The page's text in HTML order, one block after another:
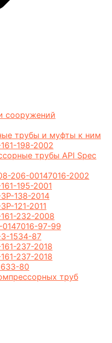
сооружений
трубы и муфты к ним
198-2002
трубы API Spec
206-00147016-2002
195-2001
138-2014
121-2011
232-2008
97-99
1534-87
237-2018
237-2018
80
труб